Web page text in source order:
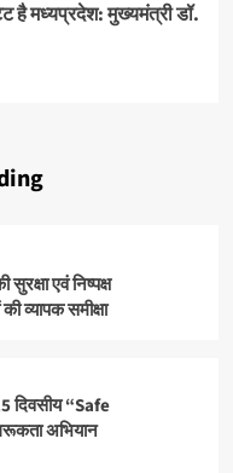
है मध्यप्रदेश: मुख्यमंत्री डॉ.
एवं निष्पक्ष
व्यापक समीक्षा
दिवसीय “Safe
अभियान